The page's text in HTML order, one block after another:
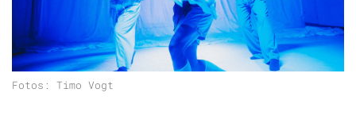
Fotos: Timo Vogt